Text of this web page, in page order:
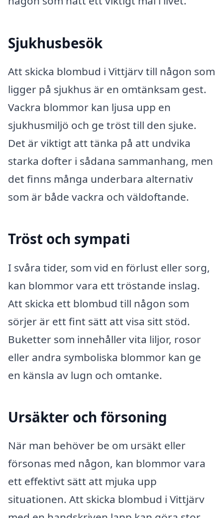
Sjukhusbesök
Att skicka blombud i Vittjärv till någon som
ligger på sjukhus är en omtänksam gest.
Vackra blommor kan ljusa upp en
sjukhusmiljö och ge tröst till den sjuke.
Det är viktigt att tänka på att undvika
starka dofter i sådana sammanhang, men
det finns många underbara alternativ
som är både vackra och väldoftande.
Tröst och sympati
I svåra tider, som vid en förlust eller sorg,
kan blommor vara ett tröstande inslag.
Att skicka ett blombud till någon som
sörjer är ett fint sätt att visa sitt stöd.
Buketter som innehåller vita liljor, rosor
eller andra symboliska blommor kan ge
en känsla av lugn och omtanke.
Ursäkter och försoning
När man behöver be om ursäkt eller
försonas med någon, kan blommor vara
ett effektivt sätt att mjuka upp
situationen. Att skicka blombud i Vittjärv